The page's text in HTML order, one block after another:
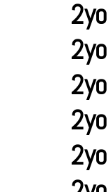
2yo
2yo
2yo
2yo
2yo